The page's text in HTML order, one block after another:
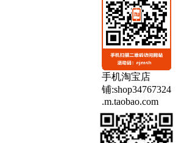
手机淘宝店
铺:shop34767324
.m.taobao.com